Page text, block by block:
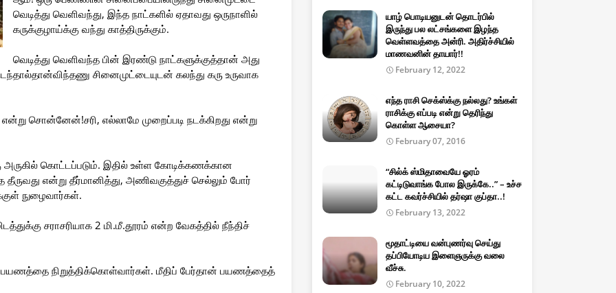
வெடித்து வெளிவந்து, இந்த நாட்களில் ஏதாவது ஒருநாளில்
கருக்குழாய்க்கு வந்து காத்திருக்கும்.
வெடித்து வெளிவந்த பின் இரண்டு நாட்களுக்குத்தான் அது
சினைமுட்டையுடன் கலந்து கரு உருவாக
சொன்னேன்!சரி, எல்லாமே முறைப்படி நடக்கிறது என்று
கொட்டப்படும். இதில் உள்ள கோடிக்கணக்கான
என்று தீர்மானித்து, அணிவகுத்துச் செல்லும் போர்
நுழைவார்கள்.
சராசரியாக 2 மி.மீ.தூரம் என்ற வேகத்தில் நீந்திச்
பயணத்தை நிறுத்திக்கொள்வார்கள். மீதிப் பேர்தான் பயணத்தைத்
யாழ் பொடியனுடன் தொடர்பில்
இருந்து பல லட்சங்களை இழந்த
வெள்ளவத்தை அன்ரி. அதிர்ச்சியில்
மாணவனின் தாயார்!!
February 12, 2022
எந்த ராசி செக்ஸ்க்கு நல்லது? உங்கள்
ராசிக்கு எப்படி என்று தெரிந்து
கொள்ள ஆசையா?
February 07, 2016
“சில்க் ஸ்மிதாவையே ஓரம்
கட்டிடுவாங்க போல இருக்கே..” – உச்ச
கட்ட கவர்ச்சியில் தர்ஷா குப்தா..!
February 13, 2022
மூதாட்டியை வன்புணர்வு செய்து
தப்பியோடிய இளைஞருக்கு வலை
வீச்சு.
February 10, 2022